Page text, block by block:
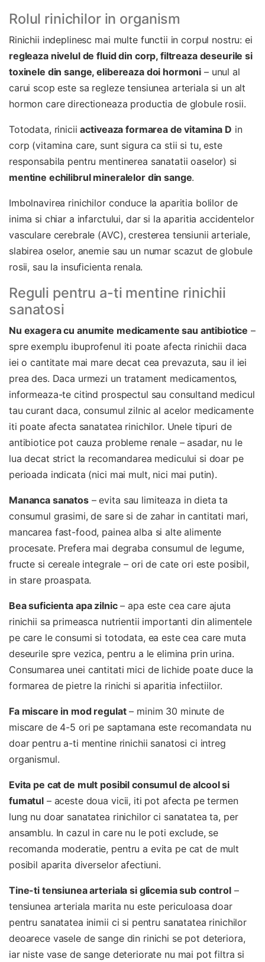
Rolul rinichilor in organism
Rinichii indeplinesc mai multe functii in corpul nostru: ei
regleaza nivelul de fluid din corp, filtreaza deseurile si
toxinele din sange, elibereaza doi hormoni – unul al
carui scop este sa regleze tensiunea arteriala si un alt
hormon care directioneaza productia de globule rosii.
Totodata, riniciiactiveaza formarea de vitamina D in
corp (vitamina care, sunt sigura ca stii si tu, este
responsabila pentru mentinerea sanatatii oaselor) si
mentine echilibrul mineralelor din sange.
Imbolnavirea rinichilor conduce la aparitia bolilor de
inima si chiar a infarctului, dar si la aparitia accidentelor
vasculare cerebrale (AVC), cresterea tensiunii arteriale,
slabirea oselor, anemie sau un numar scazut de globule
rosii, sau la insuficienta renala.
Reguli pentru a-ti mentine rinichii
sanatosi
Nu exagera cu anumite medicamente sau antibiotice –
spre exemplu ibuprofenul iti poate afecta rinichii daca
iei o cantitate mai mare decat cea prevazuta, sau il iei
prea des. Daca urmezi un tratament medicamentos,
informeaza-te citind prospectul sau consultand medicul
tau curant daca, consumul zilnic al acelor medicamente
iti poate afecta sanatatea rinichilor. Unele tipuri de
antibiotice pot cauza probleme renale – asadar, nu le
lua decat strict la recomandarea medicului si doar pe
perioada indicata (nici mai mult, nici mai putin).
Mananca sanatos– evita sau limiteaza in dieta ta
consumul grasimi, de sare si de zahar in cantitati mari,
mancarea fast-food, painea alba si alte alimente
procesate. Prefera mai degraba consumul de legume,
fructe si cereale integrale – ori de cate ori este posibil,
in stare proaspata.
Bea suficienta apa zilnic– apa este cea care ajuta
rinichii sa primeasca nutrientii importanti din alimentele
pe care le consumi si totodata, ea este cea care muta
deseurile spre vezica, pentru a le elimina prin urina.
Consumarea unei cantitati mici de lichide poate duce la
formarea de pietre la rinichi si aparitia infectiilor.
Fa miscare in mod regulat– minim 30 minute de
miscare de 4-5 ori pe saptamana este recomandata nu
doar pentru a-ti mentine rinichii sanatosi ci intreg
organismul.
Evita pe cat de mult posibil consumul de alcool si
fumatul – aceste doua vicii, iti pot afecta pe termen
lung nu doar sanatatea rinichilor ci sanatatea ta, per
ansamblu. In cazul in care nu le poti exclude, se
recomanda moderatie, pentru a evita pe cat de mult
posibil aparita diverselor afectiuni.
Tine-ti tensiunea arteriala si glicemia sub control–
tensiunea arteriala marita nu este periculoasa doar
pentru sanatatea inimii ci si pentru sanatatea rinichilor
deoarece vasele de sange din rinichi se pot deteriora,
iar niste vase de sange deteriorate nu mai pot filtra si